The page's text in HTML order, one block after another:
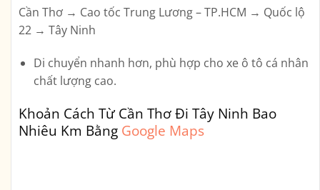
Cần Thơ → Cao tốc Trung Lương – TP.HCM → Quốc lộ
22 → Tây Ninh
Di chuyển nhanh hơn, phù hợp cho xe ô tô cá nhân
chất lượng cao.
Khoản Cách Từ Cần Thơ Đi Tây Ninh Bao
Nhiêu Km Bằng Google Maps